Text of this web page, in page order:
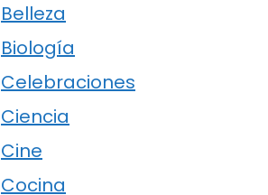
Belleza
Biología
Celebraciones
Ciencia
Cine
Cocina